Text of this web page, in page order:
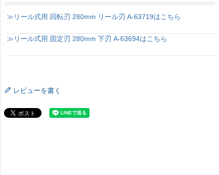
≫リール式用 回転刃 280mm リール刃 A-63719はこちら
≫リール式用 固定刃 280mm 下刃 A-63694はこちら
レビューを書く